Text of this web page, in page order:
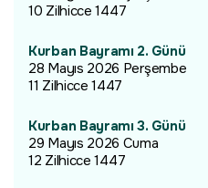
10 Zilhicce 1447
Kurban Bayramı 2. Günü
28 Mayıs 2026 Perşembe
11 Zilhicce 1447
Kurban Bayramı 3. Günü
29 Mayıs 2026 Cuma
12 Zilhicce 1447